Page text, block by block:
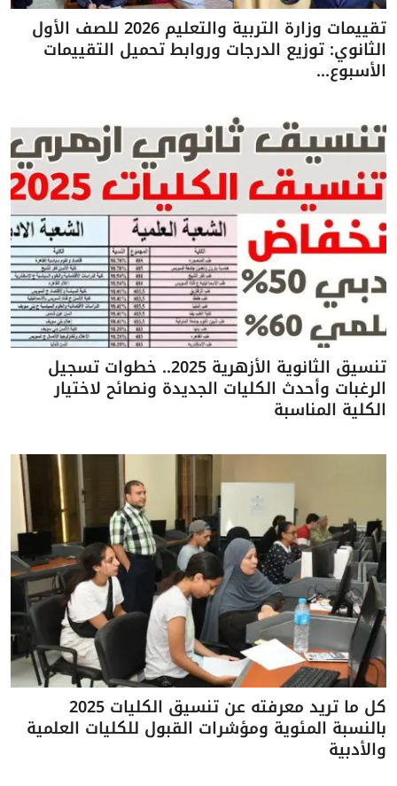
تقييمات وزارة التربية والتعليم 2026 للصف الأول
الثانوي: توزيع الدرجات وروابط تحميل التقييمات
الأسبوع...
تنسيق الثانوية الأزهرية 2025.. خطوات تسجيل
الرغبات وأحدث الكليات الجديدة ونصائح لاختيار
الكلية المناسبة
كل ما تريد معرفته عن تنسيق الكليات 2025
بالنسبة المئوية ومؤشرات القبول للكليات العلمية
والأدبية